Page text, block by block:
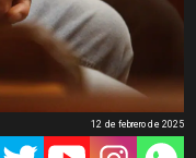
12 de febrero de 2025